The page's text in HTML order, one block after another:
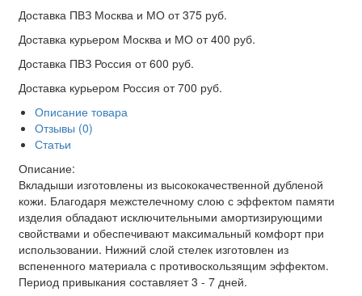
Доставка ПВЗ Москва и МОот 375 руб.
Доставка курьером Москва и МОот 400 руб.
Доставка ПВЗ Россия от 600 руб.
Доставка курьером Россия от 700 руб.
Описание товара
Отзывы (0)
Статьи
Описание:
Вкладыши изготовлены из высококачественной дубленой
кожи. Благодаря межстелечному слою с эффектом памяти
изделия обладают исключительными амортизирующими
свойствами и обеспечивают максимальный комфорт при
использовании. Нижний слой стелек изготовлен из
вспененного материала с противоскользящим эффектом.
Период привыкания составляет 3 - 7 дней.